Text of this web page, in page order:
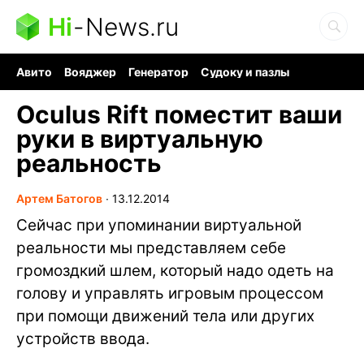
Hi-News.ru
Авито Вояджер Генератор
Судоку и пазлы
Oculus Rift поместит ваши
руки в виртуальную
реальность
Артем Батогов ∙ 13.12.2014
Сейчас при упоминании виртуальной
реальности мы представляем себе
громоздкий шлем, который надо одеть на
голову и управлять игровым процессом
при помощи движений тела или других
устройств ввода.